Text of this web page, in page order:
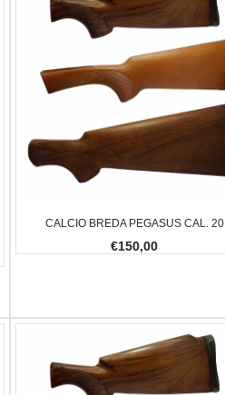
-20.34%
€10,00
CALCIO BREDA PEGASUS CAL. 20
€150,00